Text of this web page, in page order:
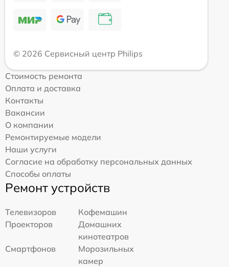
© 2026 Сервисный центр Philips
Стоимость ремонта
Оплата и доставка
Контакты
Вакансии
О компании
Ремонтируемые модели
Наши услуги
Согласие на обработку персональных данных
Способы оплаты
Ремонт устройств
Телевизоров
Кофемашин
Проекторов
Домашних
кинотеатров
Смартфонов
Морозильных
камер